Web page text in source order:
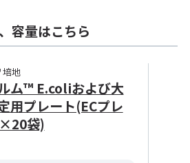
容量はこちら
培地
ム™ E.coliおよび大
用プレート(ECプレ
袋)